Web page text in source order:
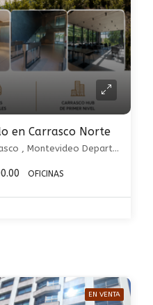
en Carrasco Norte
Camino Brunel Y Camino carrasco , Montevideo Departamento de Montevideo, Uruguay, Carrasco Norte, Montevideo
OFICINAS
EN VENTA